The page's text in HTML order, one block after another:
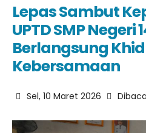
Ekskul
Prestasi
Editorial
Dapodik
Eraport Kurtilas
Eraport Kumer
SPMB 2026
SPMB SMA/SMK 2026
SPMB SMP 2026
Download
Lepas Sambut
UPTD SMP Negeri
Berlangsung
Kebersamaan
Sel, 10 Maret 2026